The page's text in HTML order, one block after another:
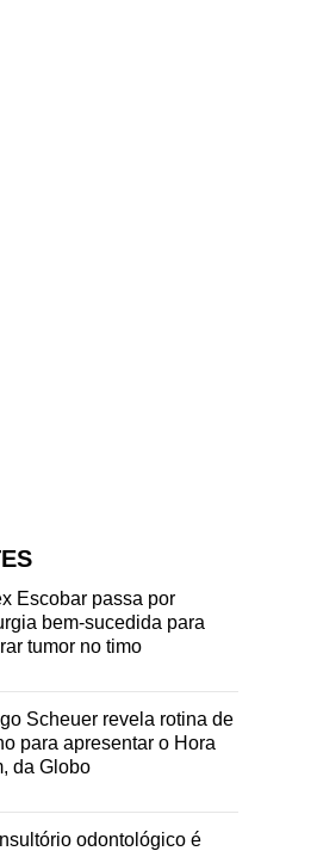
Escobar passa por
bem-sucedida para
tumor no timo
Scheuer revela rotina de
para apresentar o Hora
da Globo
odontológico é